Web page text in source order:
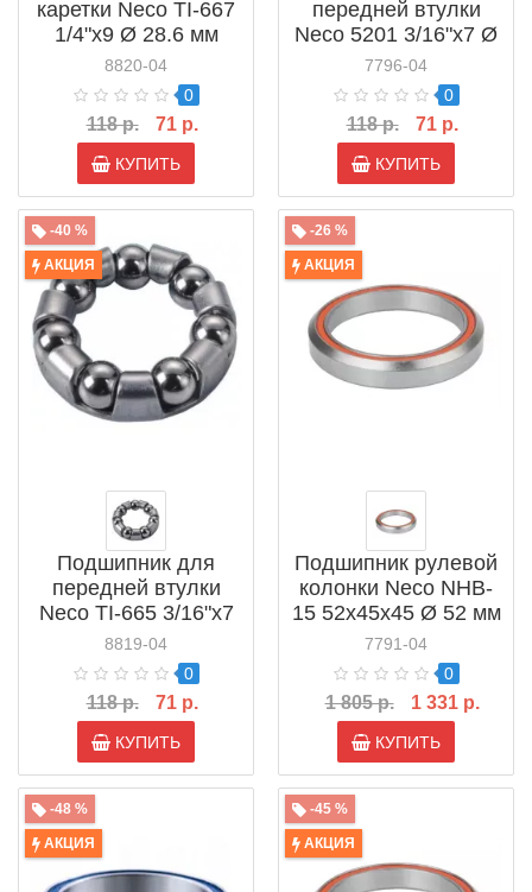
каретки Neco TI-667
1/4"x9 Ø 28.6 мм
8820-04
0
118 р. 71 р.
КУПИТЬ
передней втулки
Neco 5201 3/16"x7 Ø
20.5 мм (881340)
7796-04
0
118 р. 71 р.
КУПИТЬ
-40 %
АКЦИЯ
Подшипник для
передней втулки
Neco TI-665 3/16"x7
Ø 20.5 мм
8819-04
0
118 р. 71 р.
КУПИТЬ
-26 %
АКЦИЯ
Подшипник рулевой
колонки Neco NHB-
15 52x45x45 Ø 52 мм
(883184)
7791-04
0
1 805 р. 1 331 р.
КУПИТЬ
-48 %
АКЦИЯ
-45 %
АКЦИЯ